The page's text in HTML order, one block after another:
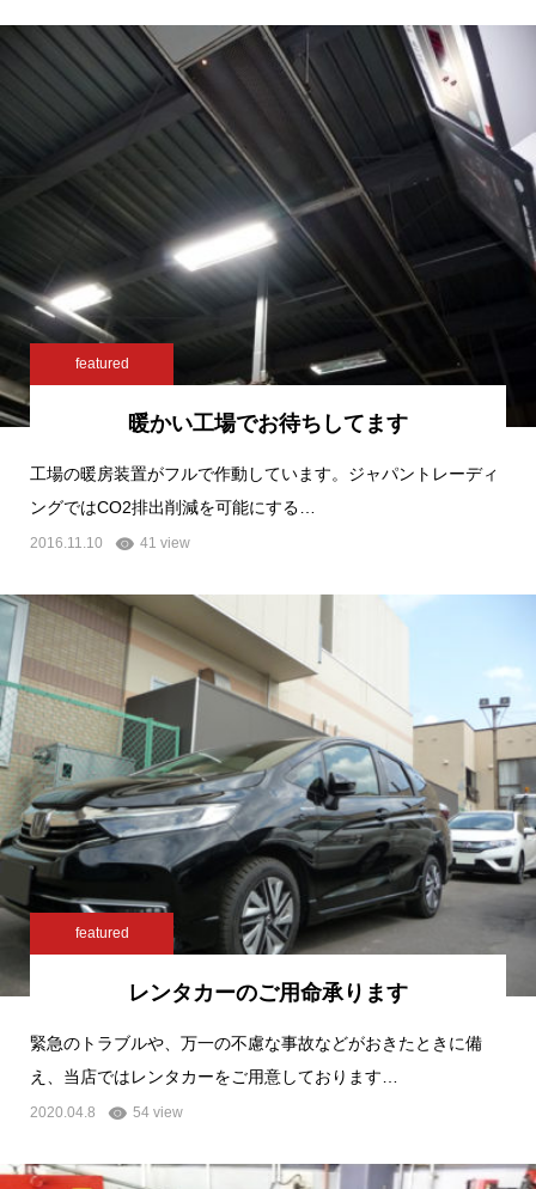
featured
暖かい工場でお待ちしてます
工場の暖房装置がフルで作動しています。ジャパントレーディ
ングではCO2排出削減を可能にする…
2016.11.10 41 view
featured
レンタカーのご用命承ります
緊急のトラブルや、万一の不慮な事故などがおきたときに備
え、当店ではレンタカーをご用意しております…
2020.04.8 54 view